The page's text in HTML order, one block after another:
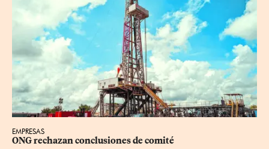
EMPRESAS
ONG rechazan conclusiones de comité